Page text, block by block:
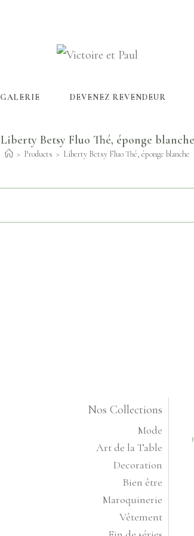
GALERIE DEVENEZ REVENDEUR
Liberty Betsy Fluo Thé, éponge blanche
> Products > Liberty Betsy Fluo Thé, éponge blanche
Nos Collections
Mode
Art de la Table
Decoration
Bien être
Maroquinerie
Vêtement